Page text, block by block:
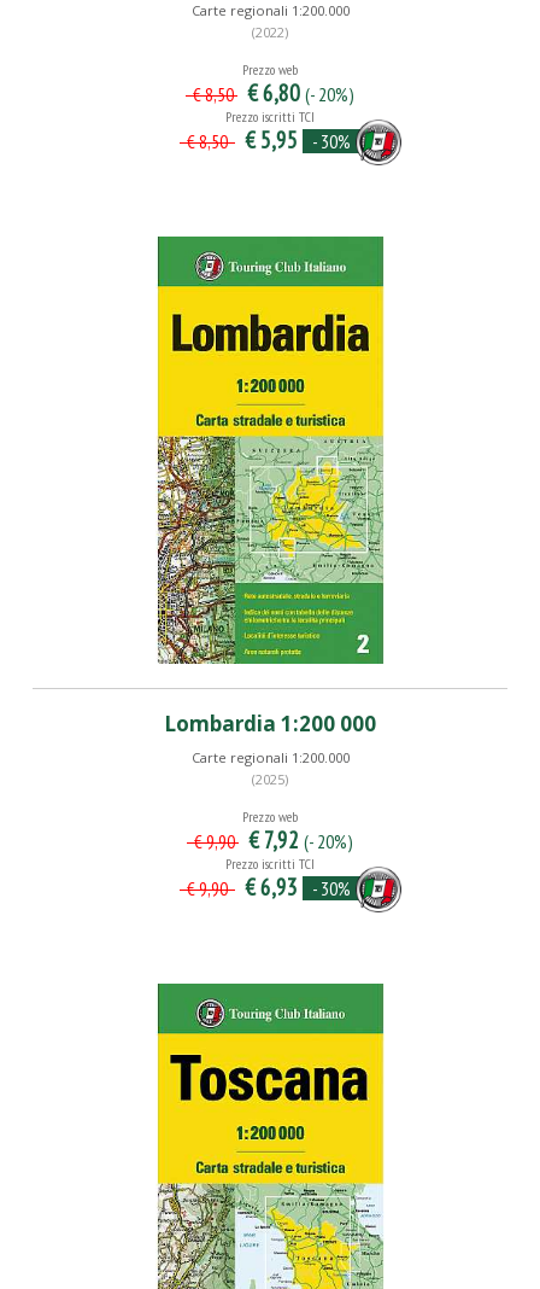
Carte regionali 1:200.000
(2022)
Prezzo web
€ 8,50 € 6,80 (- 20%)
Prezzo iscritti TCI
€ 8,50 € 5,95 - 30%
Lombardia 1:200 000
Carte regionali 1:200.000
(2025)
Prezzo web
€ 9,90 € 7,92 (- 20%)
Prezzo iscritti TCI
€ 9,90 € 6,93 - 30%